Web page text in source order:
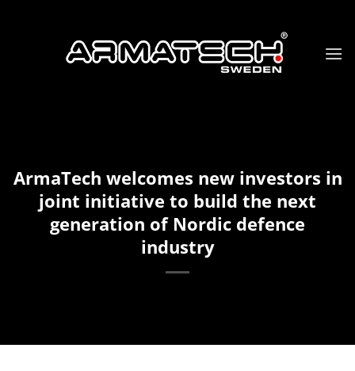
ArmaTech welcomes new investors in
joint initiative to build the next
generation of Nordic defence
industry